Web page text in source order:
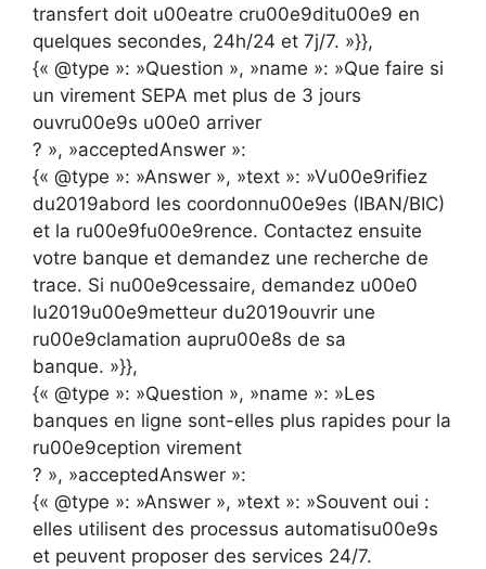
transfert doit u00eatre cru00e9ditu00e9 en
quelques secondes, 24h/24 et 7j/7. »}},
{« @type »: »Question », »name »: »Que faire si
un virement SEPA met plus de 3 jours
ouvru00e9s u00e0 arriver
? », »acceptedAnswer »:
{« @type »: »Answer », »text »: »Vu00e9rifiez
du2019abord les coordonnu00e9es (IBAN/BIC)
et la ru00e9fu00e9rence. Contactez ensuite
votre banque et demandez une recherche de
trace. Si nu00e9cessaire, demandez u00e0
lu2019u00e9metteur du2019ouvrir une
ru00e9clamation aupru00e8s de sa
banque. »}},
{« @type »: »Question », »name »: »Les
banques en ligne sont-elles plus rapides pour la
ru00e9ception virement
? », »acceptedAnswer »:
{« @type »: »Answer », »text »: »Souvent oui :
elles utilisent des processus automatisu00e9s
et peuvent proposer des services 24/7.